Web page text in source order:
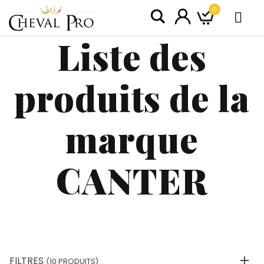
0
Liste des
produits de la
marque
CANTER
FILTRES (10 PRODUITS)